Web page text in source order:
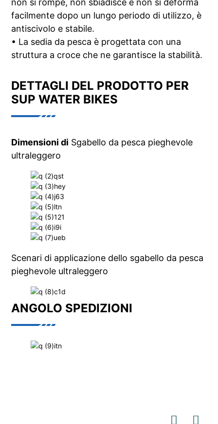
facilmente dopo un lungo periodo di utilizzo, è
antiscivolo e stabile.
• La sedia da pesca è progettata con una
struttura a croce che ne garantisce la stabilità.
DETTAGLI DEL PRODOTTO PER
SUP WATER BIKES
Dimensioni di Sgabello da pesca pieghevole
ultraleggero
Scenari di applicazione dello sgabello da pesca
pieghevole ultraleggero
ANGOLO SPEDIZIONI